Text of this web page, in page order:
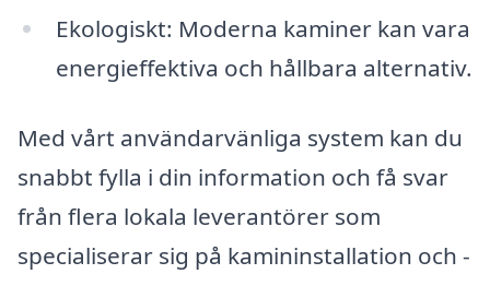
Ekologiskt: Moderna kaminer kan vara
energieffektiva och hållbara alternativ.
Med vårt användarvänliga system kan du
snabbt fylla i din information och få svar
från flera lokala leverantörer som
specialiserar sig på kamininstallation och -